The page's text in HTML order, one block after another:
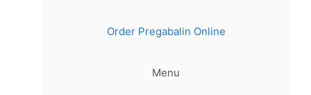
Order Pregabalin Online
Menu